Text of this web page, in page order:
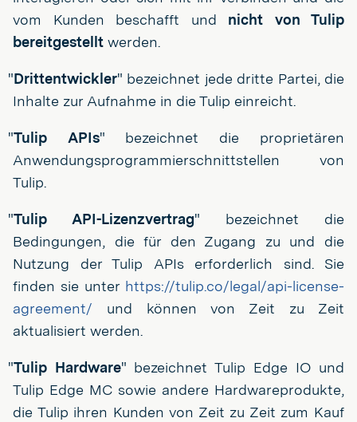
vom Kunden beschafft und nicht von Tulip
bereitgestellt werden.
"Drittentwickler" bezeichnet jede dritte Partei, die
Inhalte zur Aufnahme in die Tulip einreicht.
"Tulip APIs" bezeichnet die proprietären
Anwendungsprogrammierschnittstellen von
Tulip.
"Tulip API-Lizenzvertrag" bezeichnet die
Bedingungen, die für den Zugang zu und die
Nutzung der Tulip APIs erforderlich sind. Sie
finden sie unter https://tulip.co/legal/api-license-
agreement/ und können von Zeit zu Zeit
aktualisiert werden.
"Tulip Hardware" bezeichnet Tulip Edge IO und
Tulip Edge MC sowie andere Hardwareprodukte,
die Tulip ihren Kunden von Zeit zu Zeit zum Kauf